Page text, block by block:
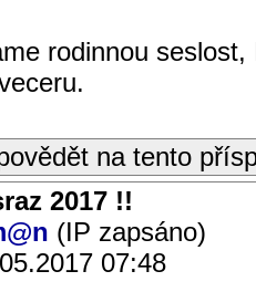
rodinnou
na tento
2017 !!
(IP zapsáno)
07:48